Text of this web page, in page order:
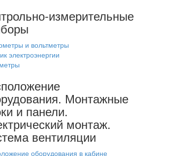
измерительные
и вольтметры
электроэнергии
Монтажные
и панели.
монтаж.
вентиляции
оборудования в кабине